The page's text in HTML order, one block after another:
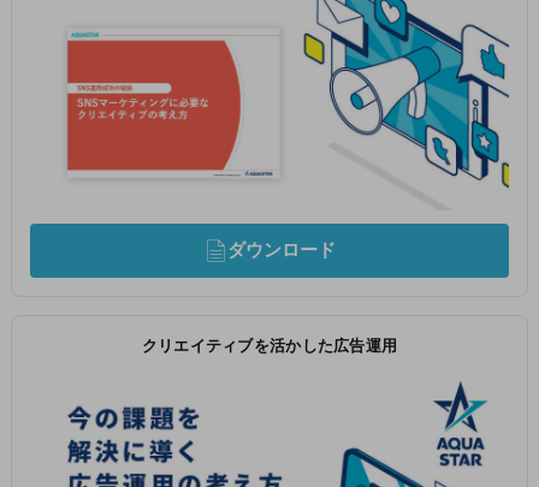
ダウンロード
クリエイティブを活かした広告運用